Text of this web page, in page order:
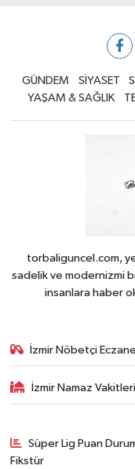
GÜNDEM SİYASET
YAŞAM & SAĞLIK
torbaliguncel.com,
sadelik ve modernizmi
insanlara haber
İzmir Nöbetçi
İzmir Namaz Vakitleri
Süper Lig Puan
Fikstür